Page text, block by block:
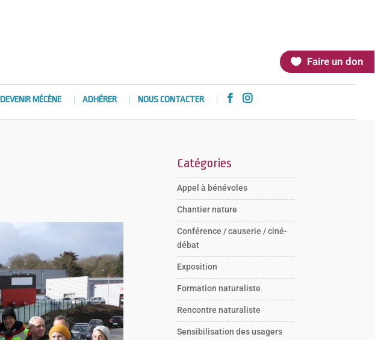
Faire un don
DEVENIR MÉCÈNE ADHÉRER NOUS CONTACTER  
Catégories
Appel à bénévoles
Chantier nature
Conférence / causerie / ciné-
débat
Exposition
Formation naturaliste
Rencontre naturaliste
Sensibilisation des usagers